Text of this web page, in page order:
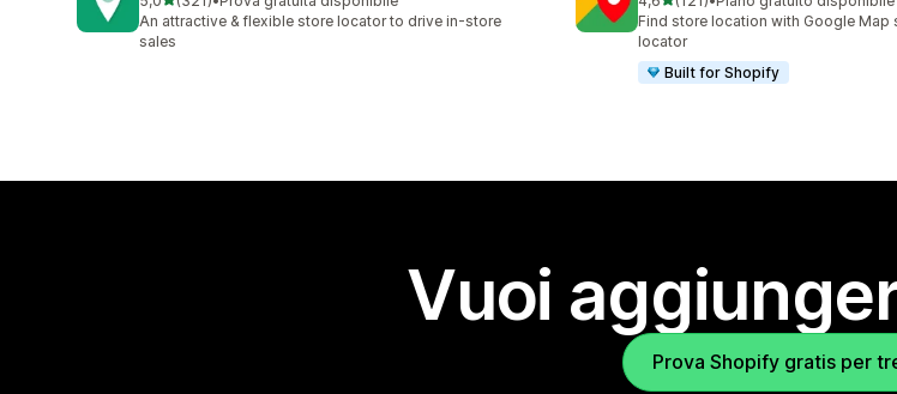
321 recensioni totali
An attractive & flexible store locator to drive in-store
sales
121 recensioni totali
Find store location with Google Map
locator
Built for Shopify
Vuoi
Prova Shopify gratis per